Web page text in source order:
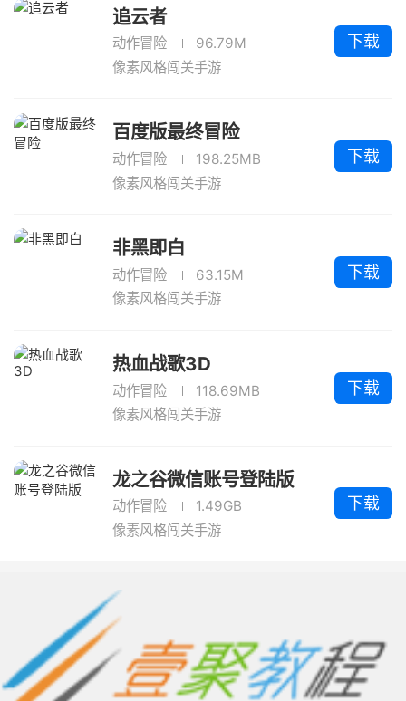
追云者
动作冒险
96.79M
像素风格闯关手游
下载
百度版最终冒险
动作冒险
198.25MB
像素风格闯关手游
下载
非黑即白
动作冒险
63.15M
像素风格闯关手游
下载
热血战歌3D
动作冒险
118.69MB
像素风格闯关手游
下载
龙之谷微信账号登陆版
动作冒险
1.49GB
像素风格闯关手游
下载